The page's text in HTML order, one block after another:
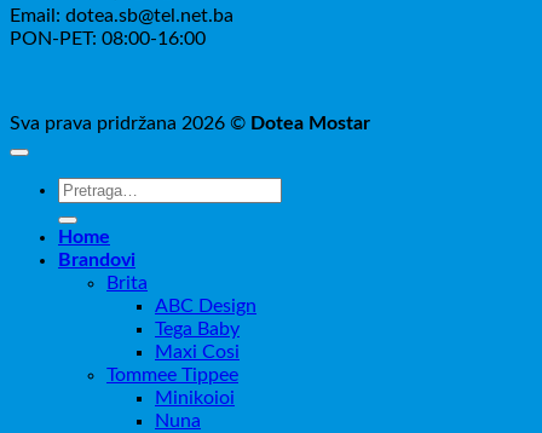
Email: dotea.sb@tel.net.ba
PON-PET: 08:00-16:00
Sva prava pridržana 2026 © Dotea Mostar
Pretraži:
Home
Brandovi
Brita
ABC Design
Tega Baby
Maxi Cosi
Tommee Tippee
Minikoioi
Nuna